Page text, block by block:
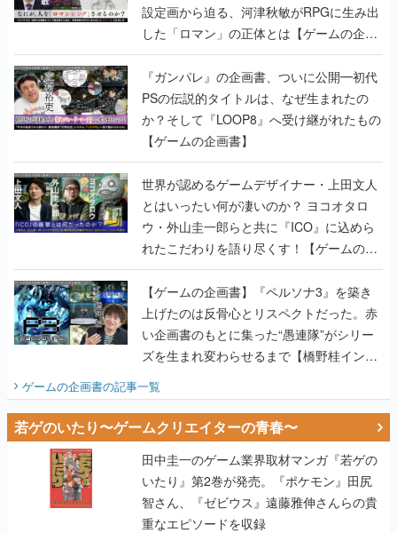
設定画から迫る、河津秋敏がRPGに生み出
した「ロマン」の正体とは【ゲームの企画
書】
『ガンパレ』の企画書、ついに公開━初代
PSの伝説的タイトルは、なぜ生まれたの
か？そして『LOOP8』へ受け継がれたもの
【ゲームの企画書】
世界が認めるゲームデザイナー・上田文人
とはいったい何が凄いのか？ ヨコオタロ
ウ・外山圭一郎らと共に『ICO』に込めら
れたこだわりを語り尽くす！【ゲームの企
画書】
【ゲームの企画書】『ペルソナ3』を築き
上げたのは反骨心とリスペクトだった。赤
い企画書のもとに集った“愚連隊”がシリー
ズを生まれ変わらせるまで【橋野桂インタ
ゲームの企画書の記事一覧
若ゲのいたり〜ゲームクリエイターの青春〜
田中圭一のゲーム業界取材マンガ『若ゲの
いたり』第2巻が発売。『ポケモン』田尻
智さん、『ゼビウス』遠藤雅伸さんらの貴
重なエピソードを収録